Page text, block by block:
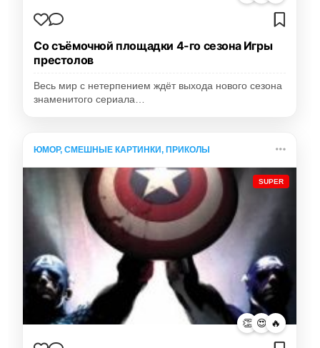
Со съёмочной площадки 4-го сезона Игры
престолов
Весь мир с нетерпением ждёт выхода нового сезона
знаменитого сериала…
ЮМОР, СМЕШНЫЕ КАРТИНКИ, ПРИКОЛЫ
SUPER
👏 😍 🔥